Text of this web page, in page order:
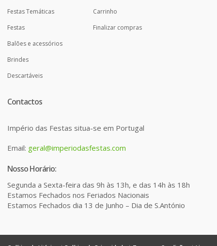
Festas Temáticas
Festas
Balões e acessórios
Brindes
Descartáveis
Carrinho
Finalizar compras
Contactos
Império das Festas situa-se em Portugal
Email: geral@imperiodasfestas.com
Nosso Horário:
Segunda a Sexta-feira das 9h às 13h, e das 14h às 18h
Estamos Fechados nos Feriados Nacionais
Estamos Fechados dia 13 de Junho – Dia de S.António